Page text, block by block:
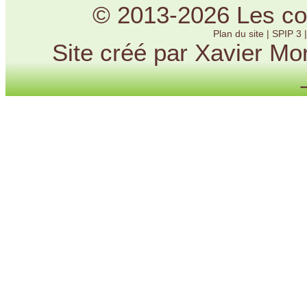
© 2013-2026 Les
Plan du site | SPIP 3
Site créé par Xavier